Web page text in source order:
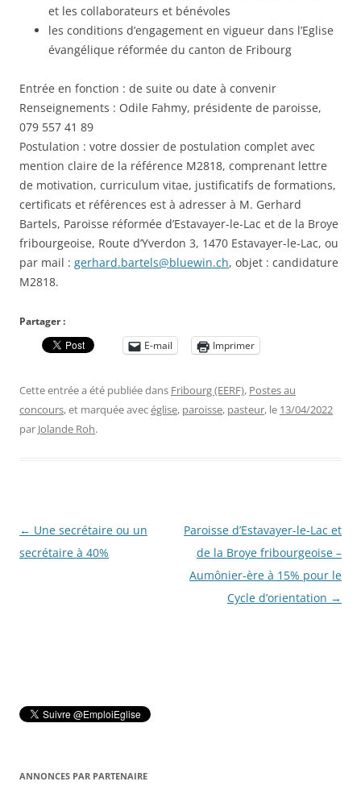
et les collaborateurs et bénévoles
les conditions d’engagement en vigueur dans l’Eglise
évangélique réformée du canton de Fribourg
Entrée en fonction : de suite ou date à convenir
Renseignements : Odile Fahmy, présidente de paroisse,
079 557 41 89
Postulation : votre dossier de postulation complet avec
mention claire de la référence M2818, comprenant lettre
de motivation, curriculum vitae, justificatifs de formations,
certificats et références est à adresser à M. Gerhard
Bartels, Paroisse réformée d’Estavayer-le-Lac et de la Broye
fribourgeoise, Route d’Yverdon 3, 1470 Estavayer-le-Lac, ou
par mail : gerhard.bartels@bluewin.ch, objet : candidature
M2818.
Partager :
E-mail
Imprimer
Cette entrée a été publiée dans Fribourg (EERF), Postes au
concours, et marquée avecéglise, paroisse, pasteur, le 13/04/2022
par Jolande Roh.
Navigation
des
← Une secrétaire ou un
secrétaire à 40%
Paroisse d’Estavayer-le-Lac et
de la Broye fribourgeoise –
Aumônier-ère à 15% pour le
Cycle d’orientation →
ANNONCES PAR PARTENAIRE